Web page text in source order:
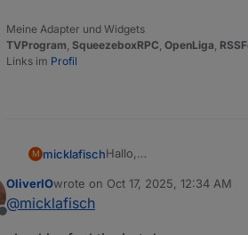
Meine Adapter und Widgets
TVProgram, SqueezeboxRPC, OpenLiga,
Links im Profil
M micklafischHallo,
Wenn ich den
Offline
OliverIOwrote on Oct 17, 2025, 12:34 AM
last edited by
@micklafisch